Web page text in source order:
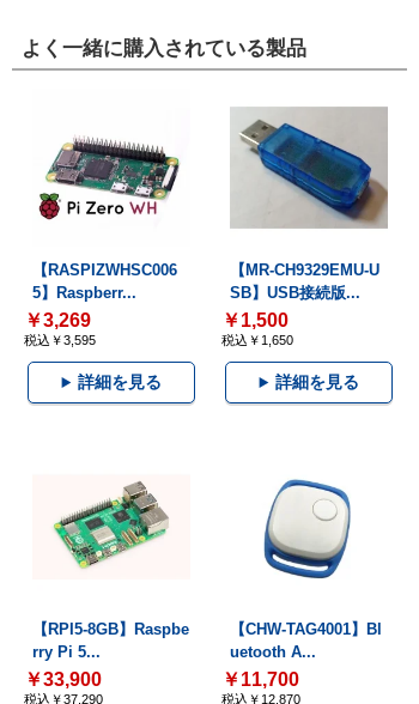
よく一緒に購入されている製品
【RASPIZWHSC006
5】Raspberr...
￥3,269
税込￥3,595
詳細を見る
【MR-CH9329EMU-U
SB】USB接続版...
￥1,500
税込￥1,650
詳細を見る
【RPI5-8GB】Raspbe
rry Pi 5...
￥33,900
税込￥37,290
【CHW-TAG4001】Bl
uetooth A...
￥11,700
税込￥12,870